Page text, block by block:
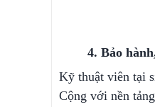
4. Bảo
Kỹ thuật viên tại
Cộng với nền